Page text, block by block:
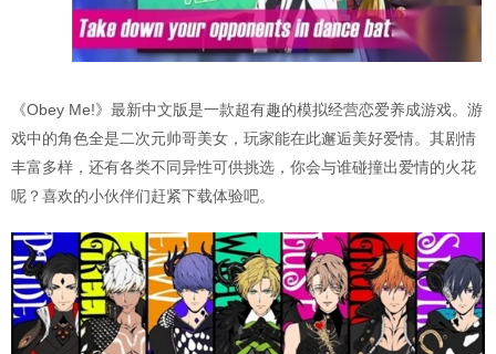
《Obey Me!》最新中文版是一款超有趣的模拟经营恋爱养成游戏。游
戏中的角色全是二次元帅哥美女，玩家能在此邂逅美好爱情。其剧情
丰富多样，还有各类不同异性可供挑选，你会与谁碰撞出爱情的火花
呢？喜欢的小伙伴们赶紧下载体验吧。